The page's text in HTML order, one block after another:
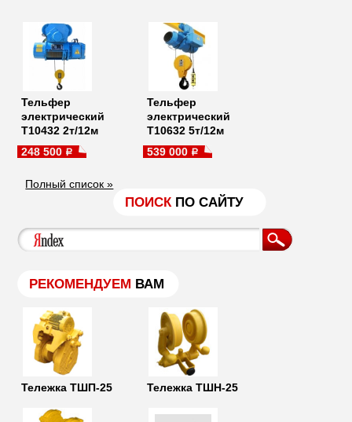
Тельфер
электрический
Т10432 2т/12м
248 500 a
Тельфер
электрический
Т10632 5т/12м
539 000 a
Полный список »
ПОИСКПО САЙТУ
РЕКОМЕНДУЕМ ВАМ
Тележка ТШП-25 Тележка ТШН-25